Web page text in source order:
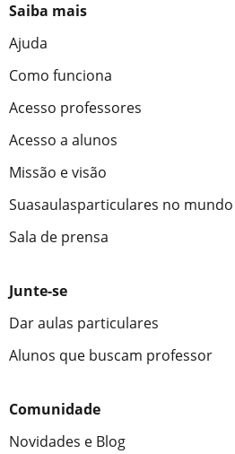
Saiba mais
Ajuda
Como funciona
Acesso professores
Acesso a alunos
Missão e visão
Suasaulasparticulares no mundo
Sala de prensa
Junte-se
Dar aulas particulares
Alunos que buscam professor
Comunidade
Novidades e Blog